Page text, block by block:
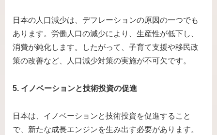
日本の人口減少は、デフレーションの原因の一つでも
あります。労働人口の減少により、生産性が低下し、
消費が鈍化します。したがって、子育て支援や移民政
策の改善など、人口減少対策の実施が不可欠です。
5. イノベーションと技術投資の促進
日本は、イノベーションと技術投資を促進すること
で、新たな成長エンジンを生み出す必要があります。